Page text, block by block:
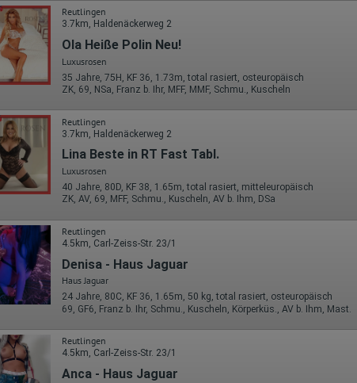
Reutlingen
3.7km, Haldenäckerweg 2
Ola Heiße Polin Neu!
Luxusrosen
35 Jahre, 75H, KF 36, 1.73m, total rasiert, osteuropäisch
ZK, 69, NSa, Franz b. Ihr, MFF, MMF, Schmu., Kuscheln
Reutlingen
3.7km, Haldenäckerweg 2
Lina Beste in RT Fast Tabl.
Luxusrosen
40 Jahre, 80D, KF 38, 1.65m, total rasiert, mitteleuropäisch
ZK, AV, 69, MFF, Schmu., Kuscheln, AV b. Ihm, DSa
Reutlingen
4.5km, Carl-Zeiss-Str. 23/1
Denisa - Haus Jaguar
Haus Jaguar
24 Jahre, 80C, KF 36, 1.65m, 50 kg, total rasiert, osteuropäisch
69, GF6, Franz b. Ihr, Schmu., Kuscheln, Körperküs., AV b. Ihm, Mast.
Reutlingen
4.5km, Carl-Zeiss-Str. 23/1
Anca - Haus Jaguar